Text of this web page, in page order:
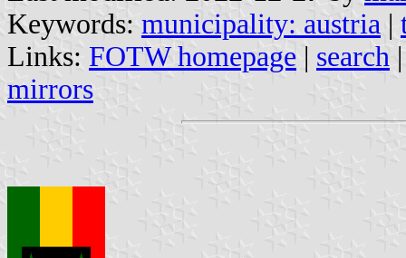
Keywords: municipality: austria |
Links: FOTW homepage | search
mirrors